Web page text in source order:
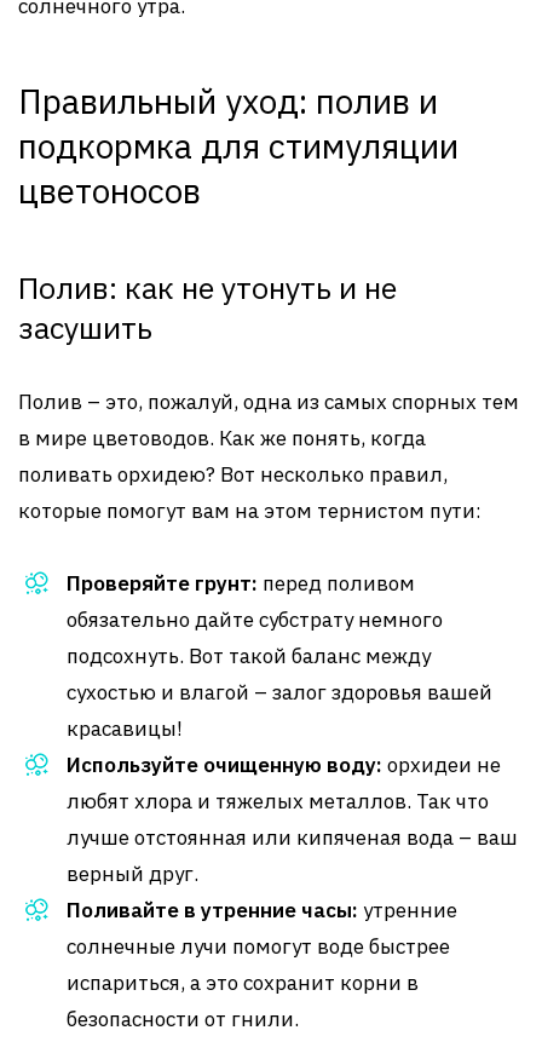
солнечного утра.
Правильный уход: полив и
подкормка для стимуляции
цветоносов
Полив: как не утонуть и не
засушить
Полив – это, пожалуй, одна из самых спорных тем
в мире цветоводов. Как же понять, когда
поливать орхидею? Вот несколько правил,
которые помогут вам на этом тернистом пути:
Проверяйте грунт: перед поливом
обязательно дайте субстрату немного
подсохнуть. Вот такой баланс между
сухостью и влагой – залог здоровья вашей
красавицы!
Используйте очищенную воду: орхидеи не
любят хлора и тяжелых металлов. Так что
лучше отстоянная или кипяченая вода – ваш
верный друг.
Поливайте в утренние часы: утренние
солнечные лучи помогут воде быстрее
испариться, а это сохранит корни в
безопасности от гнили.